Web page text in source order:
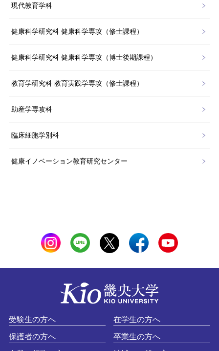
現代教育学科
健康科学研究科 健康科学専攻（修士課程）
健康科学研究科 健康科学専攻（博士後期課程）
教育学研究科 教育実践学専攻（修士課程）
助産学専攻科
臨床細胞学別科
健康イノベーション教育研究センター
受験生の方へ 在学生の方へ
保護者の方へ 卒業生の方へ